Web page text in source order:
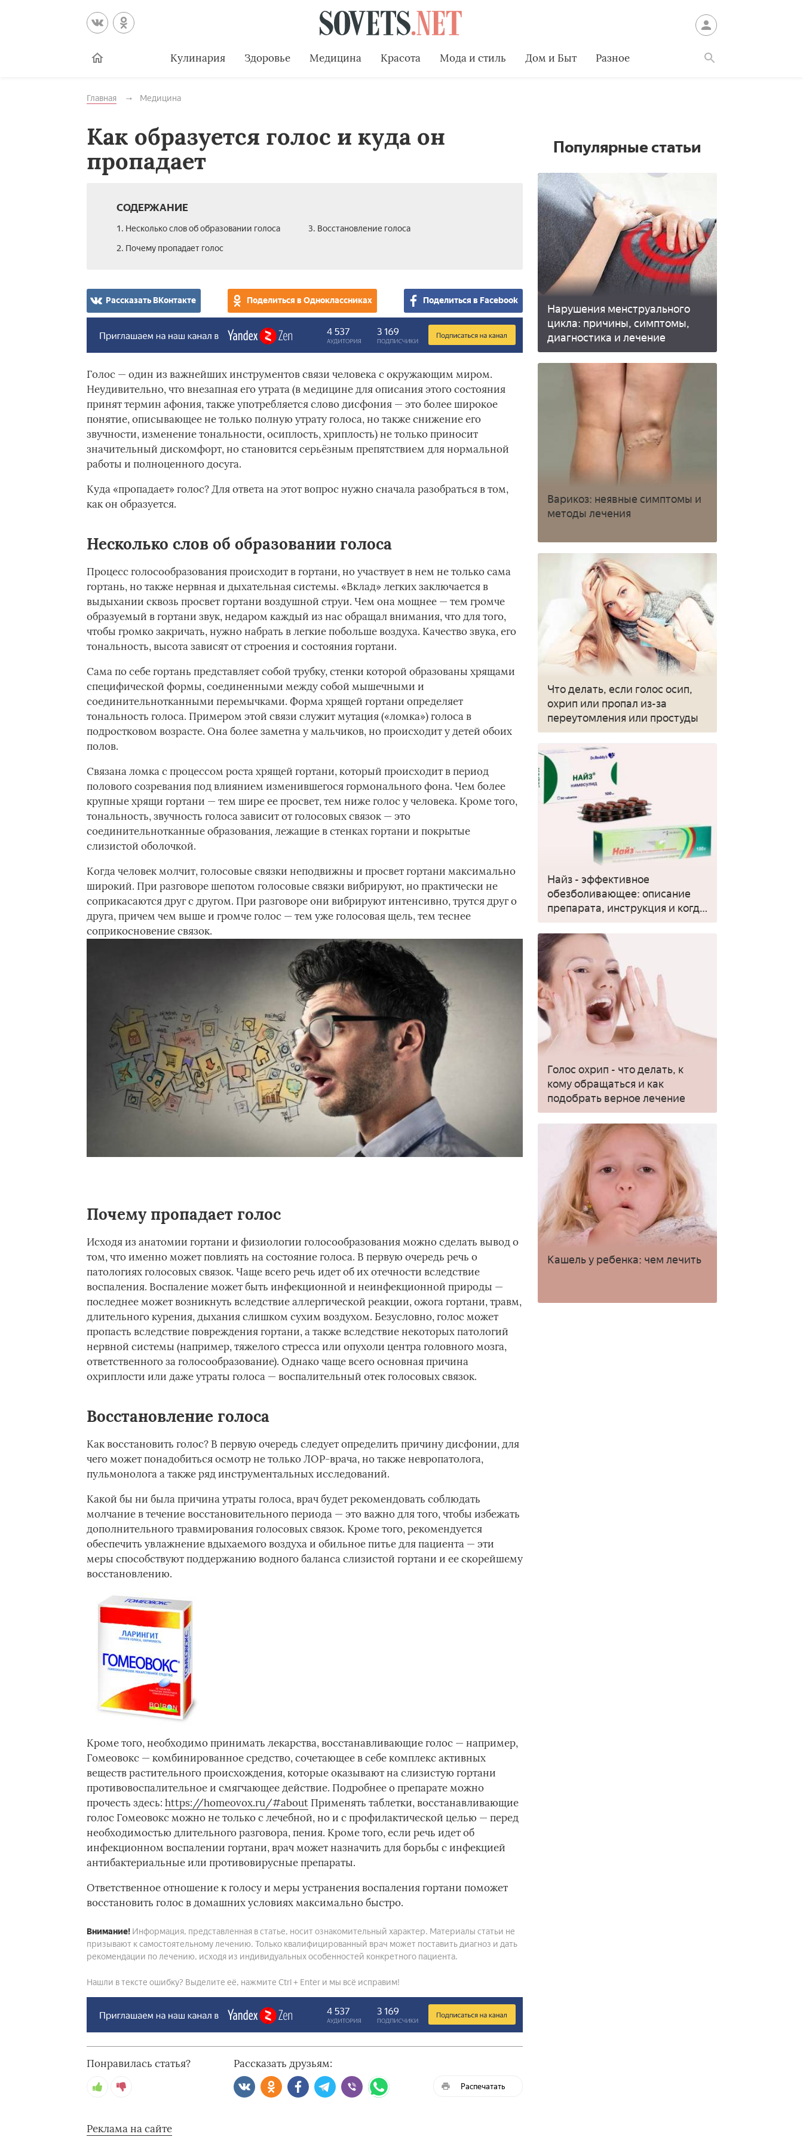
Кулинария Здоровье Медицина Красота Мода и стиль Дом и Быт Разное
Главная Медицина
Как образуется голос и куда он
пропадает
СОДЕРЖАНИЕ
1. Несколько слов об образовании голоса
2. Почему пропадает голос
3. Восстановление голоса
Рассказать ВКонтакте Поделиться в Одноклассниках Поделиться в Facebook
Голос — один из важнейших инструментов связи человека с окружающим миром.
Неудивительно, что внезапная его утрата (в медицине для описания этого состояния
принят термин афония, также употребляется слово дисфония — это более широкое
понятие, описывающее не только полную утрату голоса, но также снижение его
звучности, изменение тональности, осиплость, хриплость) не только приносит
значительный дискомфорт, но становится серьёзным препятствием для нормальной
работы и полноценного досуга.
Куда «пропадает» голос? Для ответа на этот вопрос нужно сначала разобраться в том,
как он образуется.
Несколько слов об образовании голоса
Процесс голосообразования происходит в гортани, но участвует в нем не только сама
гортань, но также нервная и дыхательная системы. «Вклад» легких заключается в
выдыхании сквозь просвет гортани воздушной струи. Чем она мощнее — тем громче
образуемый в гортани звук, недаром каждый из нас обращал внимания, что для того,
чтобы громко закричать, нужно набрать в легкие побольше воздуха. Качество звука, его
тональность, высота зависят от строения и состояния гортани.
Сама по себе гортань представляет собой трубку, стенки которой образованы хрящами
специфической формы, соединенными между собой мышечными и
соединительнотканными перемычками. Форма хрящей гортани определяет
тональность голоса. Примером этой связи служит мутация («ломка») голоса в
подростковом возрасте. Она более заметна у мальчиков, но происходит у детей обоих
полов.
Связана ломка с процессом роста хрящей гортани, который происходит в период
полового созревания под влиянием изменившегося гормонального фона. Чем более
крупные хрящи гортани — тем шире ее просвет, тем ниже голос у человека. Кроме того,
тональность, звучность голоса зависит от голосовых связок — это
соединительнотканные образования, лежащие в стенках гортани и покрытые
слизистой оболочкой.
Когда человек молчит, голосовые связки неподвижны и просвет гортани максимально
широкий. При разговоре шепотом голосовые связки вибрируют, но практически не
соприкасаются друг с другом. При разговоре они вибрируют интенсивно, трутся друг о
друга, причем чем выше и громче голос — тем уже голосовая щель, тем теснее
соприкосновение связок.
Почему пропадает голос
Исходя из анатомии гортани и физиологии голосообразования можно сделать вывод о
том, что именно может повлиять на состояние голоса. В первую очередь речь о
патологиях голосовых связок. Чаще всего речь идет об их отечности вследствие
воспаления. Воспаление может быть инфекционной и неинфекционной природы —
последнее может возникнуть вследствие аллергической реакции, ожога гортани, травм,
длительного курения, дыхания слишком сухим воздухом. Безусловно, голос может
пропасть вследствие повреждения гортани, а также вследствие некоторых патологий
нервной системы (например, тяжелого стресса или опухоли центра головного мозга,
ответственного за голосообразование). Однако чаще всего основная причина
охриплости или даже утраты голоса — воспалительный отек голосовых связок.
Восстановление голоса
Как восстановить голос? В первую очередь следует определить причину дисфонии, для
чего может понадобиться осмотр не только ЛОР-врача, но также невропатолога,
пульмонолога а также ряд инструментальных исследований.
Какой бы ни была причина утраты голоса, врач будет рекомендовать соблюдать
молчание в течение восстановительного периода — это важно для того, чтобы избежать
дополнительного травмирования голосовых связок. Кроме того, рекомендуется
обеспечить увлажнение вдыхаемого воздуха и обильное питье для пациента — эти
меры способствуют поддержанию водного баланса слизистой гортани и ее скорейшему
восстановлению.
Кроме того, необходимо принимать лекарства, восстанавливающие голос — например,
Гомеовокс — комбинированное средство, сочетающее в себе комплекс активных
веществ растительного происхождения, которые оказывают на слизистую гортани
противовоспалительное и смягчающее действие. Подробнее о препарате можно
прочесть здесь: https://homeovox.ru/#aboutПрименять таблетки, восстанавливающие
голос Гомеовокс можно не только с лечебной, но и с профилактической целью — перед
необходимостью длительного разговора, пения. Кроме того, если речь идет об
инфекционном воспалении гортани, врач может назначить для борьбы с инфекцией
антибактериальные или противовирусные препараты.
Ответственное отношение к голосу и меры устранения воспаления гортани поможет
восстановить голос в домашних условиях максимально быстро.
Внимание!Информация, представленная в статье, носит ознакомительный характер. Материалы статьи не
призывают к самостоятельному лечению. Только квалифицированный врач может поставить диагноз и дать
рекомендации по лечению, исходя из индивидуальных особенностей конкретного пациента.
Нашли в тексте ошибку? Выделите её, нажмите Ctrl + Enter и мы всё исправим!
Понравилась статья? Рассказать друзьям:
Распечатать
Реклама на сайте
Популярные статьи
Нарушения менструального
цикла: причины, симптомы,
диагностика и лечение
Варикоз: неявные симптомы и
методы лечения
Что делать, если голос осип,
охрип или пропал из-за
переутомления или простуды
Найз - эффективное
обезболивающее: описание
препарата, инструкция и когда
применять
Голос охрип - что делать, к
кому обращаться и как
подобрать верное лечение
Кашель у ребенка: чем лечить